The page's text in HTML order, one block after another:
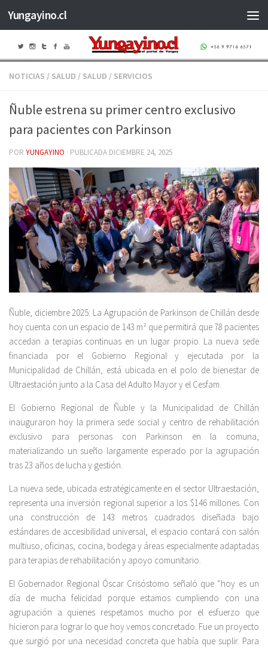
Saltar al contenido
Yungayino.cl
NOTICIAS / SALUD / SALUD / SERVICIOS
Ñuble estrena su primer centro exclusivo
para pacientes con Parkinson
POR YUNGAYINO · PUBLICADA DICIEMBRE 24, 2025
Ñuble, diciembre 2025: La Agrupación de Parkinson de Chillán desde
hoy cuenta con un espacio de 143 m² que permitirá que 78 pacientes
accedan a terapias continuas en un lugar propio. La nueva sede
financiada por el Gobierno Regional y ejecutada por la
Municipalidad de Chillán, está ubicada en el polo de bienestar de
Ultraestación junto a la Casa del Adulto Mayor y el Cesfam.
El Gobierno Regional de Ñuble y la Municipalidad de Chillán
inauguraron hoy la primera sede social y centro de rehabilitación
exclusivo para personas con Parkinson en la comuna,
materializando un sueño largamente esperado por la agrupación
tras 23 años de lucha y gestión.
La nueva sede, ubicada estratégicamente en el sector Ultraestación,
representa una inversión regional superior a los $146 millones. Con
una construcción de 143 metros cuadrados diseñada bajo
estándares de accesibilidad universal, el espacio contará con salón
multiuso, oficinas, cocina, bodega y áreas especialmente adaptadas
para terapias de rehabilitación y apoyo comunitario.
El Gobernador Regional Óscar Crisóstomo señaló que “hoy es un
día de mucha felicidad porque estamos cumpliendo con una
agrupación a quienes respetamos mucho por el esfuerzo que
hicieron para lograr lo que hoy vemos concretado. Fue un proyecto
que surgió por una necesidad concreta que había que suplir. Para